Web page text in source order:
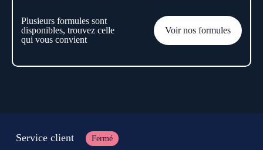
Plusieurs formules sont
disponibles, trouvez celle
qui vous convient
Voir nos formules
Service client Fermé